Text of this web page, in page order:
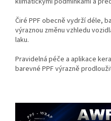
Čiré PPF obecně vydrží déle,
výraznou změnu vzhledu
laku.
Pravidelná péče a aplikace
barevné PPF výrazně